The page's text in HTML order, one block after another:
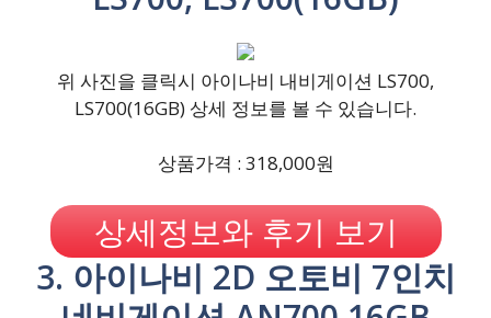
위 사진을 클릭시 아이나비 내비게이션 LS700,
LS700(16GB) 상세 정보를 볼 수 있습니다.
상품가격 : 318,000원
상세정보와 후기 보기
3. 아이나비 2D 오토비 7인치